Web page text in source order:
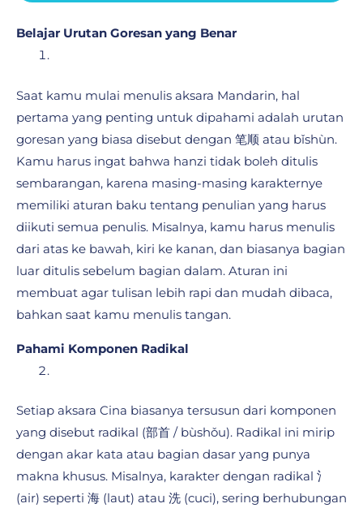
Belajar Urutan Goresan yang Benar
Saat kamu mulai menulis aksara Mandarin, hal
pertama yang penting untuk dipahami adalah urutan
goresan yang biasa disebut dengan 笔顺 atau bǐshùn.
Kamu harus ingat bahwa hanzi tidak boleh ditulis
sembarangan, karena masing-masing karakternye
memiliki aturan baku tentang penulian yang harus
diikuti semua penulis. Misalnya, kamu harus menulis
dari atas ke bawah, kiri ke kanan, dan biasanya bagian
luar ditulis sebelum bagian dalam. Aturan ini
membuat agar tulisan lebih rapi dan mudah dibaca,
bahkan saat kamu menulis tangan.
Pahami Komponen Radikal
Setiap aksara Cina biasanya tersusun dari komponen
yang disebut radikal (部首 / bùshǒu). Radikal ini mirip
dengan akar kata atau bagian dasar yang punya
makna khusus. Misalnya, karakter dengan radikal 氵
(air) seperti 海 (laut) atau 洗 (cuci), sering berhubungan